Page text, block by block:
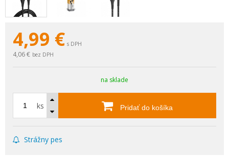
4,99 € s DPH
4,06 € bez DPH
na sklade
ks Pridať do košíka
Strážny pes